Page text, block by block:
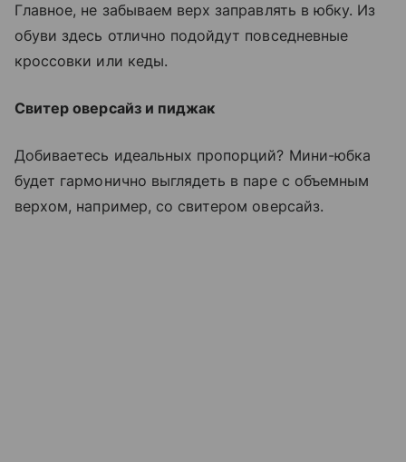
Главное, не забываем верх заправлять в юбку. Из
обуви здесь отлично подойдут повседневные
кроссовки или кеды.
Свитер оверсайз и пиджак
Добиваетесь идеальных пропорций? Мини-юбка
будет гармонично выглядеть в паре с объемным
верхом, например, со свитером оверсайз.